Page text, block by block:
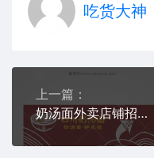
吃货大神
上一篇：
奶汤面外卖店铺招牌图片下载